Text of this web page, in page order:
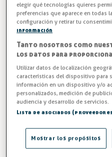
Tapa para bandejas
176 x 162 mm.
Entrega
IVA
elegir qué tecnologías quieres
preferencias que aparece en todas
configuración y retirar tu
información
Tanto nosotros como
los datos para
Utilizar datos de localización
características del dispositivo para
información en un dispositivo y/o
personalizados, medición de
audiencia y desarrollo de servicios.
Lista de asociados
Mostrar los propósitos